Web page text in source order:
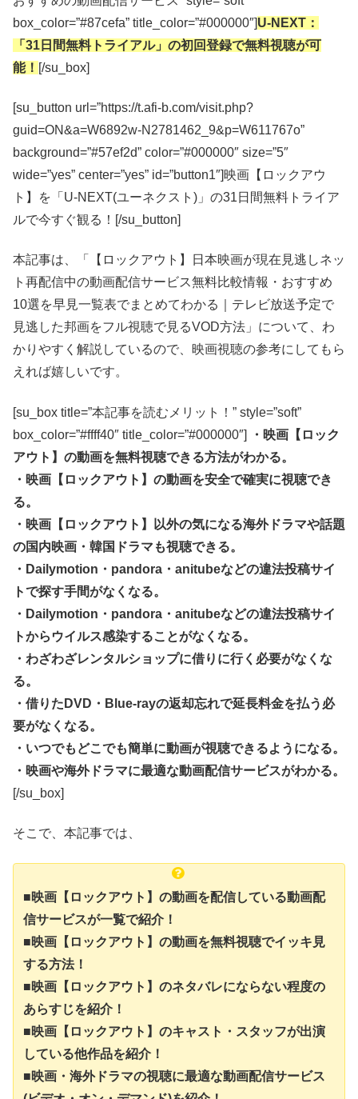
box_color=”#87cefa” title_color=”#000000″]U-NEXT：
「31日間無料トライアル」の初回登録で無料視聴が可
能！ [/su_box]
[su_button url=”https://t.afi-b.com/visit.php?
guid=ON&a=W6892w-N2781462_9&p=W611767o”
background=”#57ef2d” color=”#000000″ size=”5″
wide=”yes” center=”yes” id=”button1″]映画【ロックアウ
ト】を「U-NEXT(ユーネクスト)」の31日間無料トライア
ルで今すぐ観る！[/su_button]
本記事は、「【ロックアウト】日本映画が現在見逃しネッ
ト再配信中の動画配信サービス無料比較情報・おすすめ
10選を早見一覧表でまとめてわかる｜テレビ放送予定で
見逃した邦画をフル視聴で見るVOD方法」について、わ
かりやすく解説しているので、映画視聴の参考にしてもら
えれば嬉しいです。
[su_box title=”本記事を読むメリット！” style=”soft”
box_color=”#ffff40″ title_color=”#000000″]
・映画【ロック
アウト】の動画を無料視聴できる方法がわかる。
・映画【ロックアウト】の動画を安全で確実に視聴でき
る。
・映画【ロックアウト】以外の気になる海外ドラマや話題
の国内映画・韓国ドラマも視聴できる。
・Dailymotion・pandora・anitubeなどの違法投稿サイ
トで探す手間がなくなる。
・Dailymotion・pandora・anitubeなどの違法投稿サイ
トからウイルス感染することがなくなる。
・わざわざレンタルショップに借りに行く必要がなくな
る。
・借りたDVD・Blue-rayの返却忘れで延長料金を払う必
要がなくなる。
・いつでもどこでも簡単に動画が視聴できるようになる。
・映画や海外ドラマに最適な動画配信サービスがわかる。
[/su_box]
そこで、本記事では、
■映画【ロックアウト】の動画を配信している動画配
信サービスが一覧で紹介！
■映画【ロックアウト】の動画を無料視聴でイッキ見
する方法！
■映画【ロックアウト】のネタバレにならない程度の
あらすじを紹介！
■映画【ロックアウト】のキャスト・スタッフが出演
している他作品を紹介！
■映画・海外ドラマの視聴に最適な動画配信サービス